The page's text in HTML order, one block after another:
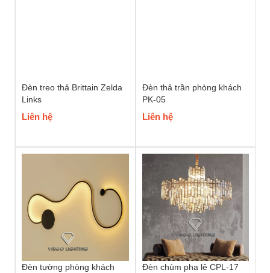
Đèn treo thả Brittain Zelda
Links
Liên hệ
Đèn thả trần phòng khách
PK-05
Liên hệ
Đèn tường phòng khách Đèn chùm pha lê CPL-17